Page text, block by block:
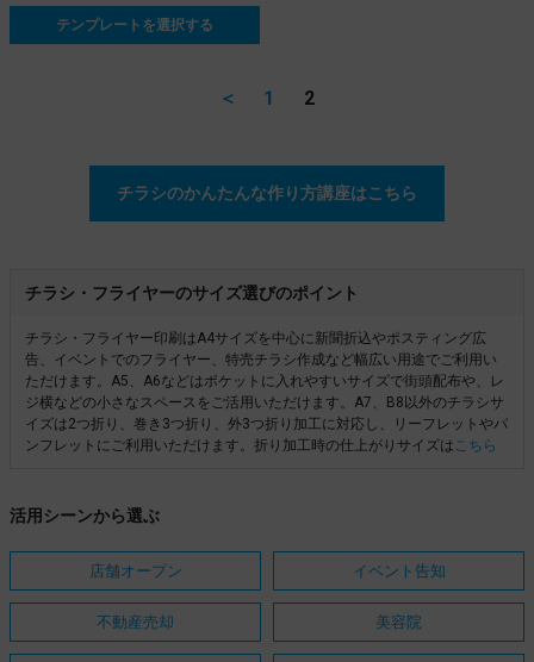
テンプレートを選択する
＜ 1 2
チラシのかんたんな作り方講座はこちら
チラシ・フライヤーのサイズ選びのポイント
チラシ・フライヤー印刷はA4サイズを中心に新聞折込やポスティング広
告、イベントでのフライヤー、特売チラシ作成など幅広い用途でご利用い
ただけます。A5、A6などはポケットに入れやすいサイズで街頭配布や、レ
ジ横などの小さなスペースをご活用いただけます。A7、B8以外のチラシサ
イズは2つ折り、巻き3つ折り、外3つ折り加工に対応し、リーフレットやパ
ンフレットにご利用いただけます。折り加工時の仕上がりサイズはこちら
活用シーンから選ぶ
店舗オープン イベント告知
不動産売却 美容院